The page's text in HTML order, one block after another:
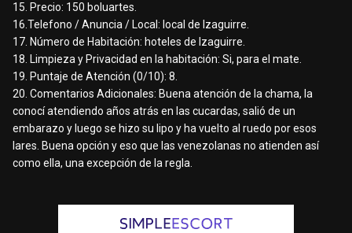
15. Precio: 150 boluartes.
16.Telefono / Anuncia / Local: local de Izaguirre.
17. Número de Habitación: hoteles de Izaguirre.
18. Limpieza y Privacidad en la habitación: Si, para el mate.
19. Puntaje de Atención (0/10): 8.
20. Comentarios Adicionales: Buena atención de la chama, la
conocí atendiendo años atrás en las cucardas, salió de un
embarazo y luego se hizo su lipo y ha vuelto al ruedo por esos
lares. Buena opción y eso que las venezolanas no atienden así
como ella, una excepción de la regla.